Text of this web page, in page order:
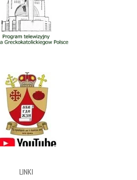
LINKI